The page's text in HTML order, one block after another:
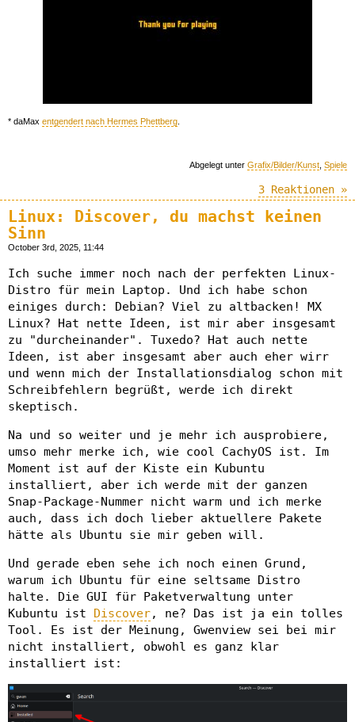
* daMax entgendert nach Hermes Phettberg
Abgelegt unter Grafix/Bilder/Kunst Spiele
3 Reaktionen »
Linux: Discover, du machst keinen
Sinn
October 3rd, 2025, 11:44
Ich suche immer noch nach der perfekten Linux-
Distro für mein Laptop. Und ich habe schon
einiges durch: Debian? Viel zu altbacken! MX
Linux? Hat nette Ideen, ist mir aber insgesamt
zu "durcheinander". Tuxedo? Hat auch nette
Ideen, ist aber insgesamt aber auch eher wirr
und wenn mich der Installationsdialog schon mit
Schreibfehlern begrüßt, werde ich direkt
skeptisch.
Na und so weiter und je mehr ich ausprobiere,
umso mehr merke ich, wie cool CachyOS ist. Im
Moment ist auf der Kiste ein Kubuntu
installiert, aber ich werde mit der ganzen
Snap-Package-Nummer nicht warm und ich merke
auch, dass ich doch lieber aktuellere Pakete
hätte als Ubuntu sie mir geben will.
Und gerade eben sehe ich noch einen Grund,
warum ich Ubuntu für eine seltsame Distro
halte. Die GUI für Paketverwaltung unter
Kubuntu ist Discover, ne? Das ist ja ein tolles
Tool. Es ist der Meinung, Gwenview sei bei mir
nicht installiert, obwohl es ganz klar
installiert ist: